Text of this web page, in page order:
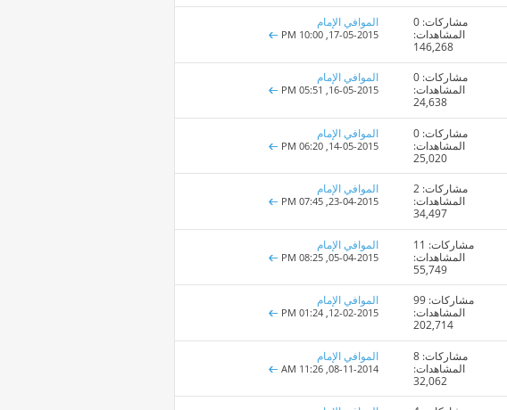
مشاركات: 0
المشاهدات:
146,268
الموافي الإمام
17-05-2015,
10:00 PM
مشاركات: 0
المشاهدات:
24,638
الموافي الإمام
16-05-2015,
05:51 PM
مشاركات: 0
المشاهدات:
25,020
الموافي الإمام
14-05-2015,
06:20 PM
مشاركات: 2
المشاهدات:
34,497
الموافي الإمام
23-04-2015,
07:45 PM
مشاركات: 11
المشاهدات:
55,749
الموافي الإمام
05-04-2015,
08:25 PM
مشاركات: 99
المشاهدات:
202,714
الموافي الإمام
12-02-2015,
01:24 PM
مشاركات: 8
المشاهدات:
32,062
الموافي الإمام
08-11-2014,
11:26 AM